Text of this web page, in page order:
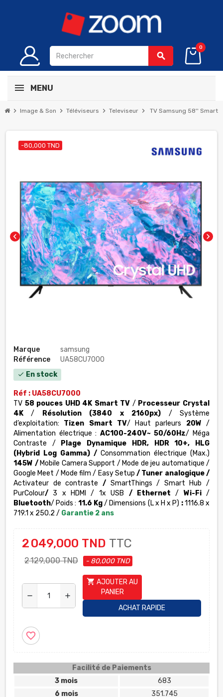
search
0
MENU
chevron_right Image & Son chevron_right Téléviseurs chevron_right Televiseur chevron_right TV Samsung 58'' Smart
chevron_left chevron_right
-80,000 TND
Marque
samsung
Référence
UA58CU7000
check En stock
Réf : UA58CU7000
TV 58 pouces UHD 4K Smart TV / Processeur Crystal
4K / Résolution (3840 x 2160px) / Système
d’exploitation:
Tizen Smart TV/ Haut parleurs 20W /
Alimentation électrique : AC100-240V~ 50/60Hz/ Méga
Contraste
/ Plage Dynamique HDR, HDR 10+,
HLG
(Hybrid Log Gamma) / Consommation électrique (Max.)
145W /Mobile Camera Support / Mode de jeu automatique /
Google Meet / Mode film / Easy Setup/ Tuner analogique /
Activateur de contraste / SmartThings / Smart Hub /
PurColour/ 3 x HDMI / 1x USB / Ethernet / Wi-Fi/
Bluetooth/ Poids : 11.6 Kg/ Dimensions (L x H x P) :1116.8 x
719.1 x 250.2 / Garantie 2 ans
2 049,000 TND TTC
2 129,000 TND - 80,000 TND
remove add
shopping_cart AJOUTER AU
PANIER
ACHAT RAPIDE
favorite_border
Facilité de Paiements
3 mois
683
6 mois
351.745